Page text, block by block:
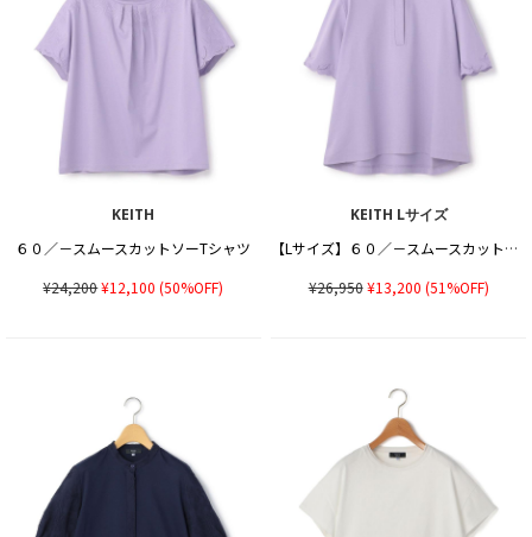
KEITH
６０／－スムースカットソーTシャツ
¥24,200¥12,100 (50%OFF)
KEITH Lサイズ
【Lサイズ】６０／－スムースカットソープルオーバー
¥26,950¥13,200 (51%OFF)